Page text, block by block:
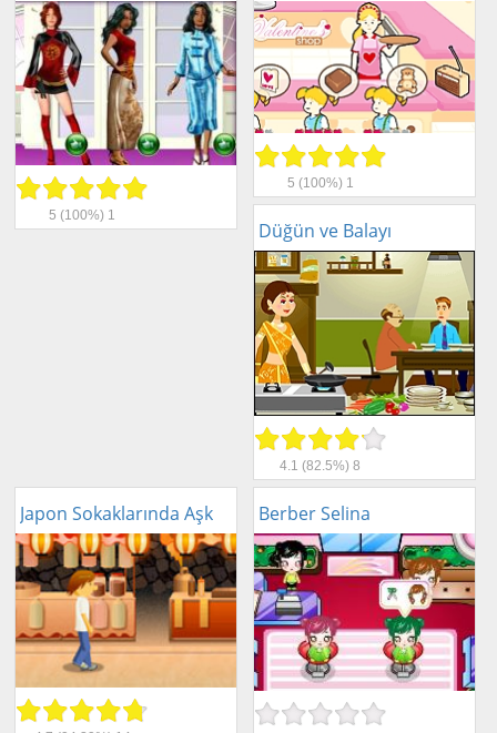
5 (100%) 1
5 (100%) 1
Düğün ve Balayı
4.1 (82.5%)8
Japon Sokaklarında Aşk Berber Selina